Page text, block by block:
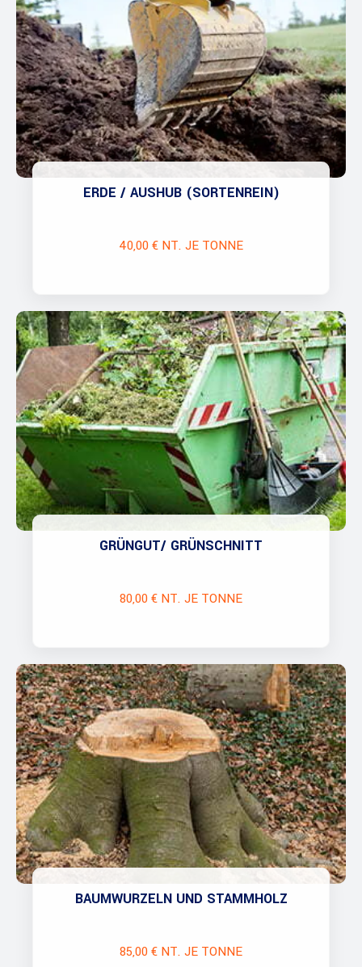
ERDE / AUSHUB (SORTENREIN)
40,00 € NT. JE TONNE
GRÜNGUT/ GRÜNSCHNITT
80,00 € NT. JE TONNE
BAUMWURZELN UND STAMMHOLZ
85,00 € NT. JE TONNE